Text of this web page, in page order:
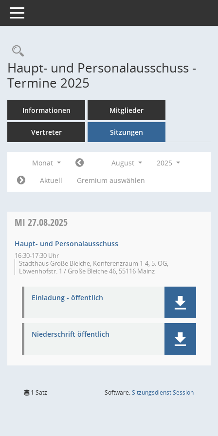
Toggle navigation
Rechercheauswahl
Haupt- und Personalausschuss -
Termine 2025
Informationen Mitglieder
Vertreter Sitzungen
Monat August
2025
Aktuell
Gremium auswählen
MI 27.08.2025
Haupt- und Personalausschuss
16:30-17:30 Uhr
Stadthaus Große Bleiche, Konferenzraum 1-4, 5. OG,
Löwenhofstr. 1 / Große Bleiche 46, 55116 Mainz
Einladung - öffentlich
Niederschrift öffentlich
1 Satz Software:SitzungsdienstSession(Wird in